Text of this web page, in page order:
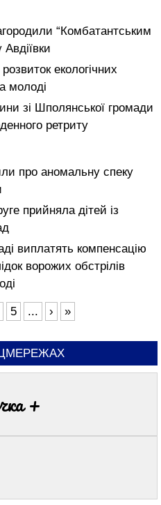
“Комбатантським
екологічних
молоді
зі Шполянської громади
ретриту
про аномальну спеку
прийняла дітей із
виплатять компенсацію
ворожих обстрілів
5 ... › »
+